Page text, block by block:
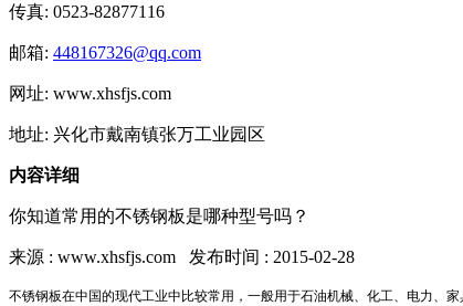
传真: 0523-82877116
邮箱: 448167326@qq.com
网址: www.xhsfjs.com
地址: 兴化市戴南镇张万工业园区
内容详细
你知道常用的不锈钢板是哪种型号吗？
来源 : www.xhsfjs.com 发布时间 : 2015-02-28
不锈钢板在中国的现代工业中比较常用，一般用于石油机械、化工、电力、家